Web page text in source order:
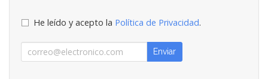
He leído y acepto la Política de Privacidad.
Enviar